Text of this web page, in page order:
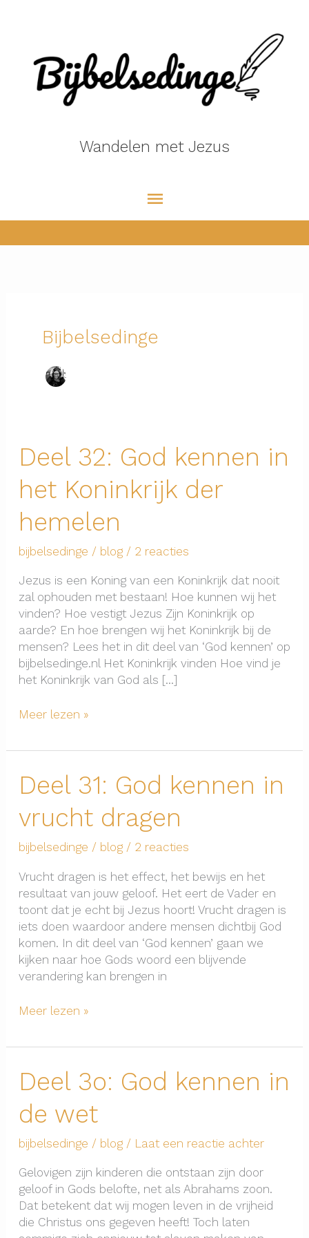
inhoud
Wandelen met Jezus
Hoofdmenu
Bijbelsedinge
Deel 32: God kennen in
het Koninkrijk der
hemelen
bijbelsedinge / blog/ 2 reacties
Jezus is een Koning van een Koninkrijk dat nooit
zal ophouden met bestaan! Hoe kunnen wij het
vinden? Hoe vestigt Jezus Zijn Koninkrijk op
aarde? En hoe brengen wij het Koninkrijk bij de
mensen? Lees het in dit deel van ‘God kennen’ op
bijbelsedinge.nl Het Koninkrijk vinden Hoe vind je
het Koninkrijk van God als […]
Deel
God
in
het
Koninkrijk
der
hemelen
Meer lezen »
Deel 31: God kennen in
vrucht dragen
bijbelsedinge / blog/ 2 reacties
Vrucht dragen is het effect, het bewijs en het
resultaat van jouw geloof. Het eert de Vader en
toont dat je echt bij Jezus hoort! Vrucht dragen is
iets doen waardoor andere mensen dichtbij God
komen. In dit deel van ‘God kennen’ gaan we
kijken naar hoe Gods woord een blijvende
verandering kan brengen in
Deel
in
vrucht
dragen
Meer lezen »
Deel 3o: God kennen in
de wet
bijbelsedinge / blog/ Laat een reactie achter
Gelovigen zijn kinderen die ontstaan zijn door
geloof in Gods belofte, net als Abrahams zoon.
Dat betekent dat wij mogen leven in de vrijheid
die Christus ons gegeven heeft! Toch laten